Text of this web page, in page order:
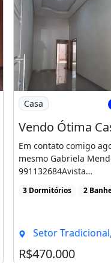
3 Quartos
Imagem: Vendo
Casa
Em contato comigo
mesmo Gabriela
991132684Avista
parceladaEntrada [...]
3 Dormitórios 2
Setor Tradicional,
R$470.000